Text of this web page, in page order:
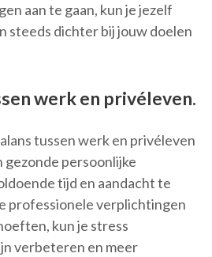
aan te gaan, kun je jezelf
steeds dichter bij jouw doelen
werk en privéleven.
tussen werk en privéleven
gezonde persoonlijke
tijd en aandacht te
professionele verplichtingen
kun je stress
verbeteren en meer